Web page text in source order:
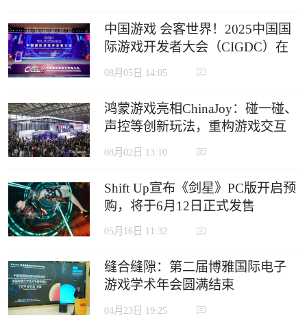
中国游戏 会客世界！2025中国国
际游戏开发者大会（CIGDC）在
虹口北外滩成功举办
08月05日 14:05
鸿蒙游戏亮相ChinaJoy：碰一碰、
声控等创新玩法，重构游戏交互
边界
08月02日 13:10
Shift Up宣布《剑星》PC版开启预
购，将于6月12日正式发售
05月16日 11:32
缝合缝隙：第二届博雅国际电子
游戏学术年会圆满结束
04月23日 19:25